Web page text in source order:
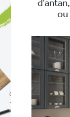
ou